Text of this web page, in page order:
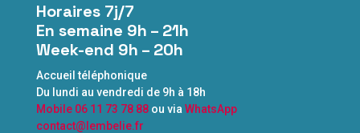
Horaires 7j/7
En semaine 9h – 21h
Week-end 9h – 20h
Accueil téléphonique
Du lundi au vendredi de 9h à 18h
Mobile 06 11 73 78 88ou via WhatsApp
contact@lembelie.fr